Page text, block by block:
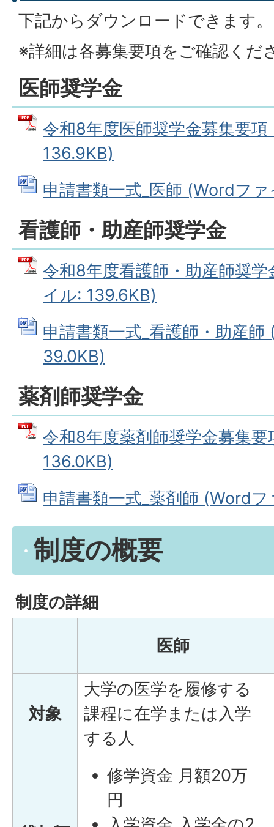
下記からダウンロードできます。
※詳細は各募集要項をご確認くだ
医師奨学金
令和8年度医師奨学金募集要
136.9KB)
申請書類一式_医師 (Wordフ
看護師・助産師奨学金
令和8年度看護師・助産師奨
イル: 139.6KB)
申請書類一式_看護師・助産
39.0KB)
薬剤師奨学金
令和8年度薬剤師奨学金募集
136.0KB)
申請書類一式_薬剤師 (Word
制度の概要
制度の詳細
医師
対象
大学の医学を履修する
課程に在学または入学
する人
修学資金 月額20万
円